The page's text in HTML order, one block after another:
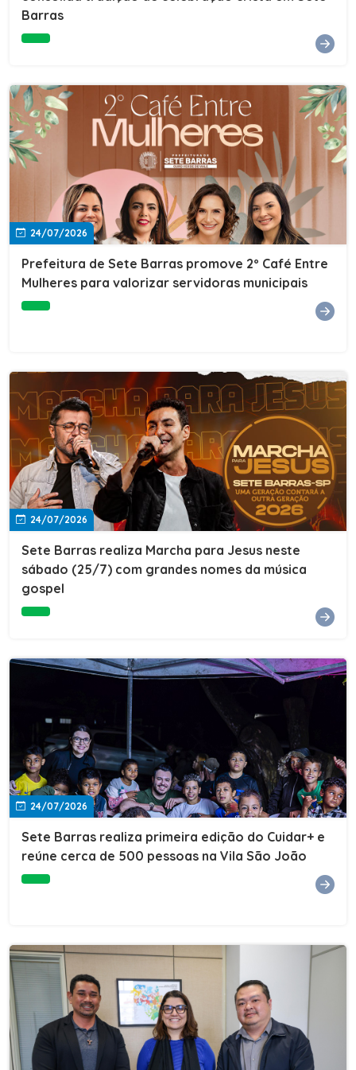
e do Instituto de Desenvolvimento Profissional
fundador da empresa Seu Consultor.Inscrições: FAÇA
AQUI
Barras
24/07/2026
Prefeitura de Sete Barras promove 2º Café Entre
Mulheres para valorizar servidoras municipais
24/07/2026
Sete Barras realiza Marcha para Jesus neste
sábado (25/7) com grandes nomes da música
gospel
24/07/2026
Sete Barras realiza primeira edição do Cuidar+ e
reúne cerca de 500 pessoas na Vila São João